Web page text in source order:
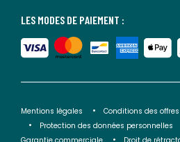
LES MODES DE PAIEMENT :
Mentions légales Conditions des offres
Protection des données personnelles